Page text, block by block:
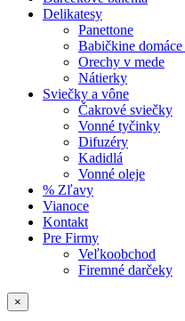
Delikatesy
Panettone
Babičkine
Orechy v mede
Nátierky
Sviečky a vône
Čakrové sviečky
Vonné tyčinky
Difuzéry
Kadidlá
Vonné oleje
% Zľavy
Vianoce
Kontakt
Pre Firmy
Veľkoobchod
Firemné darčeky
×